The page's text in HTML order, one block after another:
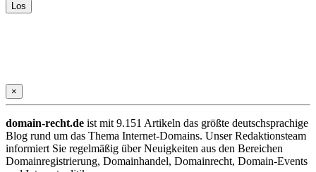
×
domain-recht.de ist mit 9.151 Artikeln das größte deutschsprachige
Blog rund um das Thema Internet-Domains. Unser Redaktionsteam
informiert Sie regelmäßig über Neuigkeiten aus den Bereichen
Domainregistrierung, Domainhandel, Domainrecht, Domain-Events